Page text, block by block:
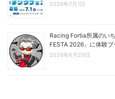
2026年7月1日
Racing Fortia所属のい
FESTA 2026」に体験
2026年6月29日